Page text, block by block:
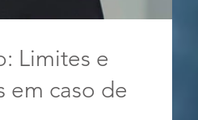
Limites e
em caso de